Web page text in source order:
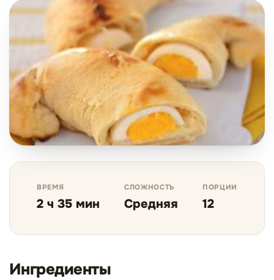
ВРЕМЯ
2 ч 35 мин
СЛОЖНОСТЬ
Средняя
ПОРЦИИ
12
Ингредиенты